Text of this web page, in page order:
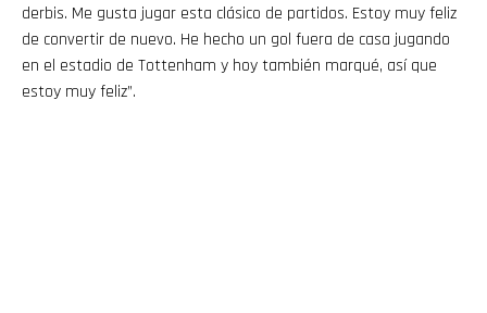
derbis. Me gusta jugar esta clásico de partidos. Estoy muy feliz
de convertir de nuevo. He hecho un gol fuera de casa jugando
en el estadio de Tottenham y hoy también marqué, así que
estoy muy feliz”.